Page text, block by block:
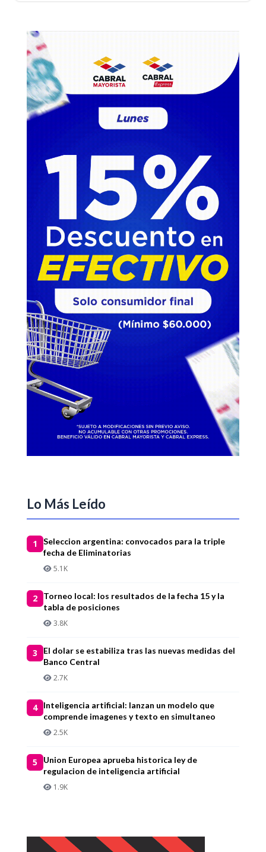
Lo Más Leído
1
Seleccion argentina: convocados para la triple
fecha de Eliminatorias
5.1K
2
Torneo local: los resultados de la fecha 15 y la
tabla de posiciones
3.8K
3
El dolar se estabiliza tras las nuevas medidas del
Banco Central
2.7K
4
Inteligencia artificial: lanzan un modelo que
comprende imagenes y texto en simultaneo
2.5K
5
Union Europea aprueba historica ley de
regulacion de inteligencia artificial
1.9K